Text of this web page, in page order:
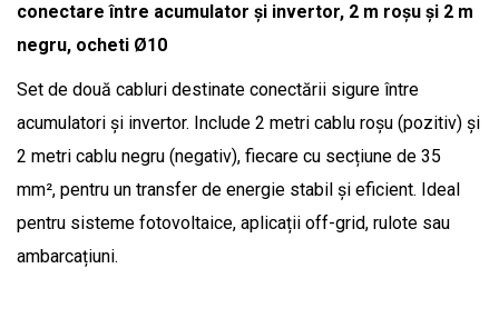
conectare între acumulator și invertor, 2 m roșu şi 2 m
negru, ocheti Ø10
Set de două cabluri destinate conectării sigure între
acumulatori și invertor. Include 2 metri cablu roșu (pozitiv) și
2 metri cablu negru (negativ), fiecare cu secțiune de 35
mm², pentru un transfer de energie stabil și eficient. Ideal
pentru sisteme fotovoltaice, aplicații off-grid, rulote sau
ambarcațiuni.